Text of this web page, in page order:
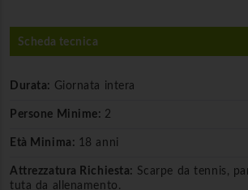
Scheda tecnica
Durata: Giornata intera
Persone Minime: 2
Età Minima: 18 anni
Attrezzatura Richiesta: Scarpe da tennis,
tuta da allenamento.